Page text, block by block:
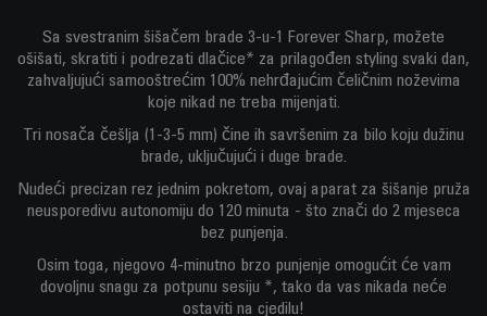
Sa svestranim šišačem brade 3-u-1 Forever Sharp, možete
ošišati, skratiti i podrezati dlačice* za prilagođen styling svaki dan,
zahvaljujući samooštrećim 100% nehrđajućim čeličnim noževima
koje nikad ne treba mijenjati.
Tri nosača češlja (1-3-5 mm) čine ih savršenim za bilo koju dužinu
brade, uključujući i duge brade.
Nudeći precizan rez jednim pokretom, ovaj aparat za šišanje pruža
neusporedivu autonomiju do 120 minuta - što znači do 2 mjeseca
bez punjenja.
Osim toga, njegovo 4-minutno brzo punjenje omogućit će vam
dovoljnu snagu za potpunu sesiju *, tako da vas nikada neće
ostaviti na cjedilu!